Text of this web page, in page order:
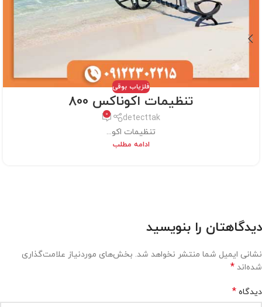
فلزیاب بوقی
تنظیمات اکوناکس 800
detecttak
0
تنظیمات اکو...
ادامه مطلب
دیدگاهتان را بنویسید
نشانی ایمیل شما منتشر نخواهد شد. بخش‌های موردنیاز علامت‌گذاری
شده‌اند *
دیدگاه *